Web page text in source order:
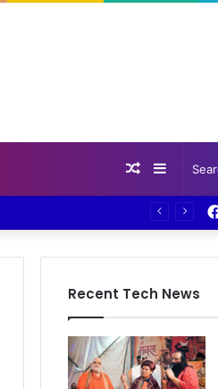
Sidebar
Random
Recent Tech News